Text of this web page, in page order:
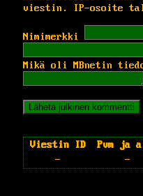
viestin. IP-osoite
Nimimerkki
Mikä oli MBnetin
Viestin ID Pvm ja
-
-